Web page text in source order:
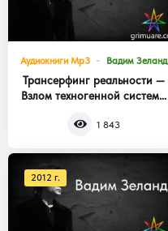
Аудиокниги Mp3 Вадим Зеланд
Трансерфинг реальности —
Взлом техногенной системы
1 843
2012 г.